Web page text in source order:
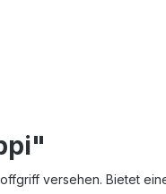
versehen. Bietet